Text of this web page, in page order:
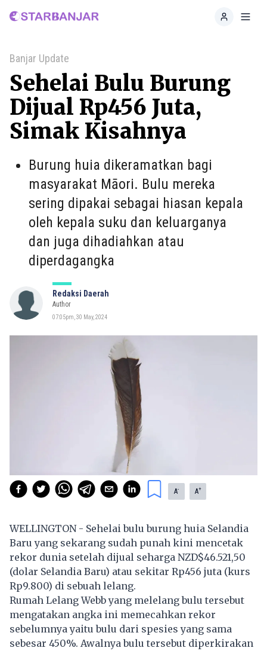
Home
Banjar Update
Sehelai Bulu Burung
Dijual Rp456 Juta,
Simak Kisahnya
Burung huia dikeramatkan bagi
masyarakat Māori. Bulu mereka
sering dipakai sebagai hiasan kepala
oleh kepala suku dan keluarganya
dan juga dihadiahkan atau
diperdagangka
Redaksi Daerah
Author
07:05pm, 30 May, 2024
A- A+
WELLINGTON - Sehelai bulu burung huia Selandia
Baru yang sekarang sudah punah kini mencetak
rekor dunia setelah dijual seharga NZD$46.521,50
(dolar Selandia Baru) atau sekitar Rp456 juta (kurs
Rp9.800) di sebuah lelang.
Rumah Lelang Webb yang melelang bulu tersebut
mengatakan angka ini memecahkan rekor
sebelumnya yaitu bulu dari spesies yang sama
sebesar 450%. Awalnya bulu tersebut diperkirakan